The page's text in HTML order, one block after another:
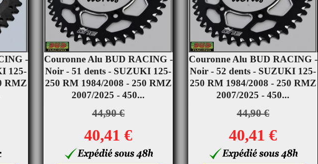
-
125-
RMZ
Couronne Alu BUD RACING -
Noir - 51 dents - SUZUKI 125-
250 RM 1984/2008 - 250 RMZ
2007/2025 - 450...
44,90 €
40,41 €
Aperçu rapide
Couronne Alu BUD RACING -
Noir - 52 dents - SUZUKI 125-
250 RM 1984/2008 - 250 RMZ
2007/2025 - 450...
44,90 €
40,41 €
Aperçu rapide